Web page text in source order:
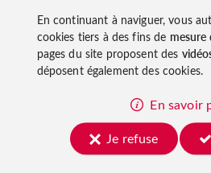
Château la
En continuant à naviguer, vous
cookies tiers à des fins de mesure
pages du site proposent des
déposent également des cookies.
En savoir
Je refuse